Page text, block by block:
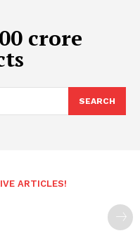
crore
SEARCH
ARTICLES!